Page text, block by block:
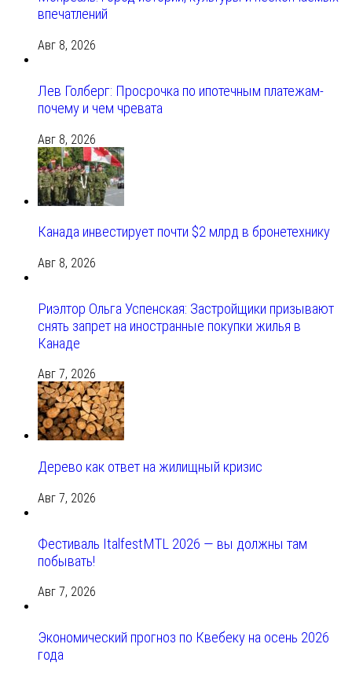
впечатлений
Авг 8, 2026
Лев Голберг: Просрочка по ипотечным платежам-
почему и чем чревата
Авг 8, 2026
Канада инвестирует почти $2 млрд в бронетехнику
Авг 8, 2026
Риэлтор Ольга Успенская: Застройщики призывают
снять запрет на иностранные покупки жилья в
Канаде
Авг 7, 2026
Дерево как ответ на жилищный кризис
Авг 7, 2026
Фестиваль ItalfestMTL 2026 — вы должны там
побывать!
Авг 7, 2026
Экономический прогноз по Квебеку на осень 2026
года